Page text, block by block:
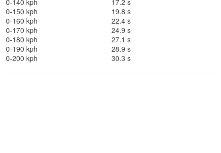
0-140 kph
17.2 s
0-150 kph
19.8 s
0-160 kph
22.4 s
0-170 kph
24.9 s
0-180 kph
27.1 s
0-190 kph
28.9 s
0-200 kph
30.3 s